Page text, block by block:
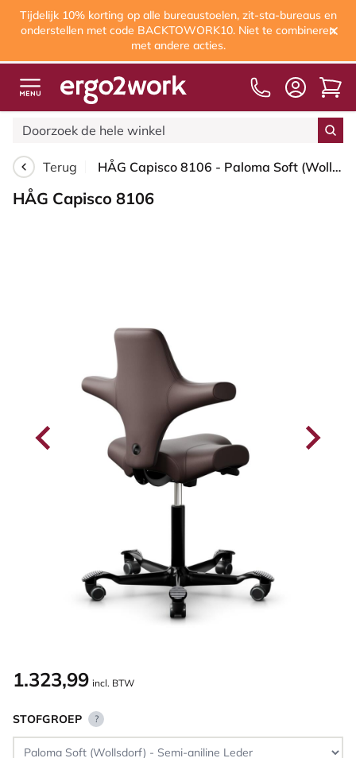
Tijdelijk 10% korting op alle bureaustoelen, zit-sta-bureaus en
onderstellen met code BACKTOWORK10. Niet te combineren
met andere acties.
Terug HÅG Capisco 8106 - Paloma Soft (Wollsdorf) - Semi-aniline Leder - PL55130 Dark brown - Framekleur - Zwart - Gasveer - 265 mm (Zithoogte 53-79cm) - Vloercontact - Harde wielen t.b.v. zachte vloeren - Voetenring - Nee, geen voetenring - Voetster - Nee, v...
HÅG Capisco 8106
1.323,99 incl. BTW
STOFGROEP ?